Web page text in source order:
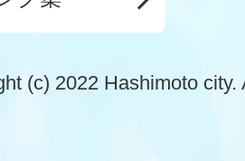
(c) 2022 Hashimoto